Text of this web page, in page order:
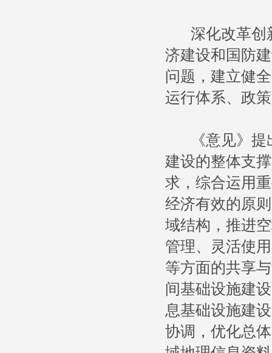
深化改革创
济建设和国防
问题，建立健
运行体系、政
《意见》提
建设的整体支
求，综合运用
经济有效的原
域结构，推进
管理、灵活使
等方面的共享
间基础设施建
息基础设施建
协调，优化总